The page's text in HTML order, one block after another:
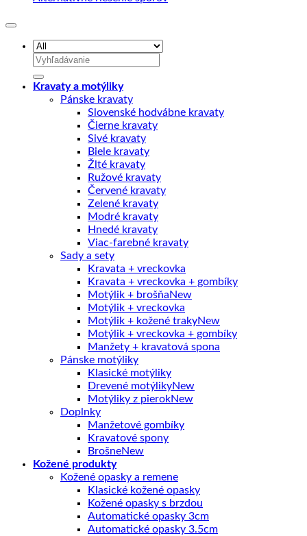
Hľadať:
Kravaty a motýliky
Pánske kravaty
Slovenské hodvábne kravaty
Čierne kravaty
Sivé kravaty
Biele kravaty
Žlté kravaty
Ružové kravaty
Červené kravaty
Zelené kravaty
Modré kravaty
Hnedé kravaty
Viac-farebné kravaty
Sady a sety
Kravata + vreckovka
Kravata + vreckovka + gombíky
Motýlik + brošňa
Motýlik + vreckovka
Motýlik + kožené traky
Motýlik + vreckovka + gombíky
Manžety + kravatová spona
Pánske motýliky
Klasické motýliky
Drevené motýliky
Motýliky z pierok
Doplnky
Manžetové gombíky
Kravatové spony
Brošne
Kožené produkty
Kožené opasky a remene
Klasické kožené opasky
Kožené opasky s brzdou
Automatické opasky 3cm
Automatické opasky 3.5cm